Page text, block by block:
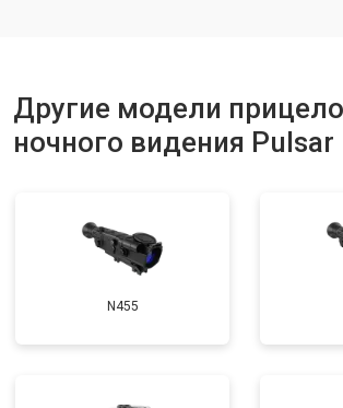
Другие модели
ночного видения Pulsar
N455